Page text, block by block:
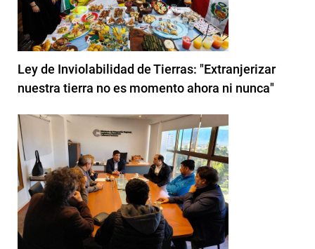
Ley de Inviolabilidad de Tierras: "Extranjerizar
nuestra tierra no es momento ahora ni nunca"